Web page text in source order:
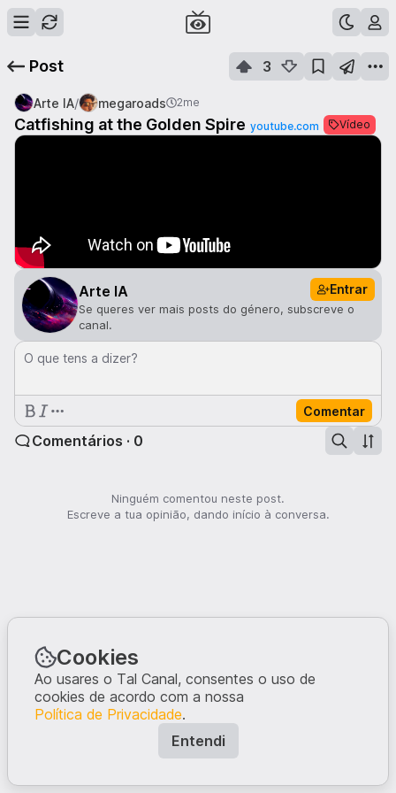
Post 3
Arte IA/ megaroads 2me
Catfishing at the Golden Spire youtube.com Vídeo
Arte IA Entrar
Se queres ver mais posts do género, subscreve o
canal.
O que tens a dizer?
Comentar
Comentários · 0
Ninguém comentou neste post.
Escreve a tua opinião, dando início à conversa.
Cookies
Ao usares o Tal Canal, consentes o uso de
cookies de acordo com a nossa
Política de Privacidade.
Entendi